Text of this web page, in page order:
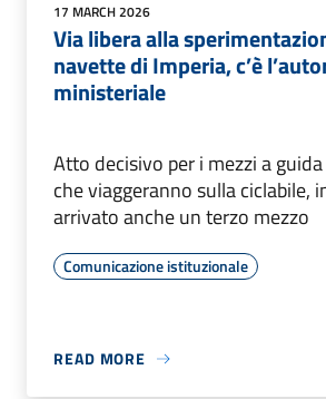
17 MARCH 2026
Via libera alla
navette di Imperia, c’è
ministeriale
Atto decisivo per i mezzi a
che viaggeranno sulla ciclabile,
arrivato anche un terzo mezzo
Comunicazione istituzionale
READ MORE